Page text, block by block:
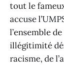
tout le
accuse
l’ensemble
illégitimité
racisme, de